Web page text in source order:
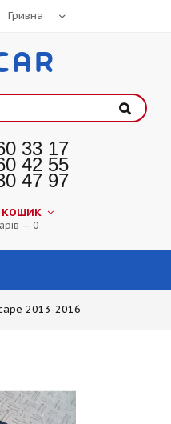
33 17
42 55
47 97
КОШИК
— 0
2013-2016